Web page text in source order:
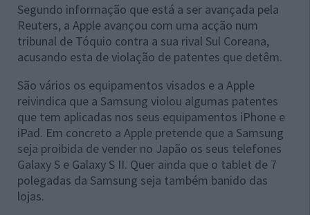
Segundo informação que está a ser avançada pela
Reuters, a Apple avançou com uma acção num
tribunal de Tóquio contra a sua rival Sul Coreana,
acusando esta de violação de patentes que detêm.
São vários os equipamentos visados e a Apple
reivindica que a Samsung violou algumas patentes
que tem aplicadas nos seus equipamentos iPhone e
iPad. Em concreto a Apple pretende que a Samsung
seja proibida de vender no Japão os seus telefones
Galaxy S e Galaxy S II. Quer ainda que o tablet de 7
polegadas da Samsung seja também banido das
lojas.